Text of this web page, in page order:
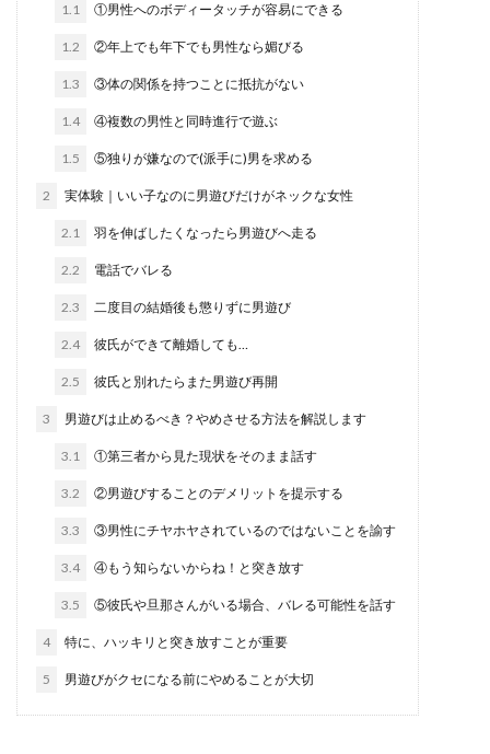
1.1 ①男性へのボディータッチが容易にできる
1.2 ②年上でも年下でも男性なら媚びる
1.3 ③体の関係を持つことに抵抗がない
1.4 ④複数の男性と同時進行で遊ぶ
1.5 ⑤独りが嫌なので(派手に)男を求める
2 実体験｜いい子なのに男遊びだけがネックな女性
2.1 羽を伸ばしたくなったら男遊びへ走る
2.2 電話でバレる
2.3 二度目の結婚後も懲りずに男遊び
2.4 彼氏ができて離婚しても…
2.5 彼氏と別れたらまた男遊び再開
3 男遊びは止めるべき？やめさせる方法を解説します
3.1 ①第三者から見た現状をそのまま話す
3.2 ②男遊びすることのデメリットを提示する
3.3 ③男性にチヤホヤされているのではないことを諭す
3.4 ④もう知らないからね！と突き放す
3.5 ⑤彼氏や旦那さんがいる場合、バレる可能性を話す
4 特に、ハッキリと突き放すことが重要
5 男遊びがクセになる前にやめることが大切